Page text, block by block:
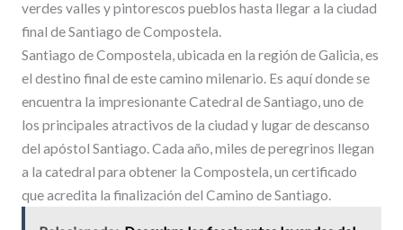
verdes valles y pintorescos pueblos hasta llegar a la ciudad
final de Santiago de Compostela.
Santiago de Compostela, ubicada en la región de Galicia, es
el destino final de este camino milenario. Es aquí donde se
encuentra la impresionante Catedral de Santiago, uno de
los principales atractivos de la ciudad y lugar de descanso
del apóstol Santiago. Cada año, miles de peregrinos llegan
a la catedral para obtener la Compostela, un certificado
que acredita la finalización del Camino de Santiago.